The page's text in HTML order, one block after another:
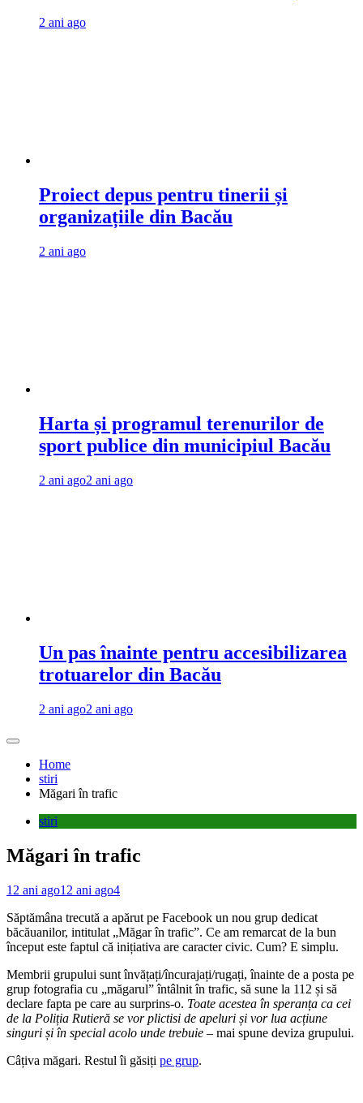
2 ani ago
Proiect depus pentru tinerii și
organizațiile din Bacău
2 ani ago
Harta și programul terenurilor de
sport publice din municipiul Bacău
2 ani ago2 ani ago
Un pas înainte pentru accesibilizarea
trotuarelor din Bacău
2 ani ago2 ani ago
Home
stiri
Măgari în trafic
stiri
Măgari în trafic
12 ani ago12 ani ago4
Săptămâna trecută a apărut pe Facebook un nou grup dedicat
băcăuanilor, intitulat „Măgar în trafic”. Ce am remarcat de la bun
început este faptul că inițiativa are caracter civic. Cum? E simplu.
Membrii grupului sunt învățați/încurajați/rugați, înainte de a posta pe
grup fotografia cu „măgarul” întâlnit în trafic, să sune la 112 și să
declare fapta pe care au surprins-o. Toate acestea în speranța ca cei
de la Poliția Rutieră se vor plictisi de apeluri și vor lua acțiune
singuri și în special acolo unde trebuie – mai spune deviza grupului.
Câțiva măgari. Restul îi găsiți pe grup.